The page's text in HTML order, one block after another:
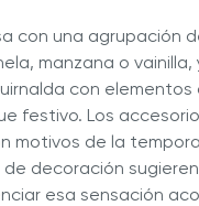
con una agrupación
manzana o vainilla,
con
festivo. Los
motivos de la
decoración
esa sensación